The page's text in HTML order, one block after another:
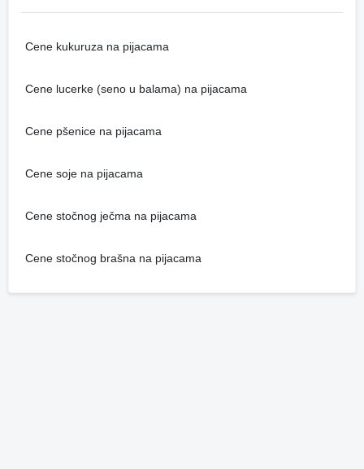
Cene kukuruza na pijacama
Cene lucerke (seno u balama) na pijacama
Cene pšenice na pijacama
Cene soje na pijacama
Cene stočnog ječma na pijacama
Cene stočnog brašna na pijacama